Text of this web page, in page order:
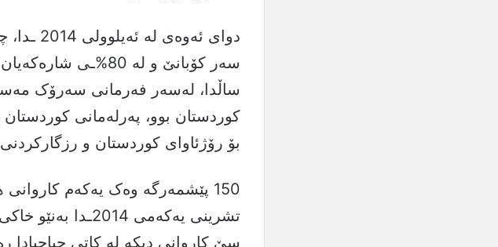
دوای
سه‌ر كۆبانێ و لە
ساڵدا، له‌سه‌ر فەرمانی سەرۆک
كوردستان بوو، په‌رله‌مانى
بۆ رۆژئاوای کوردستان و
تشرینی یەکەمی
سێ کاروانی دیکە لە كاتی جیاجیادا